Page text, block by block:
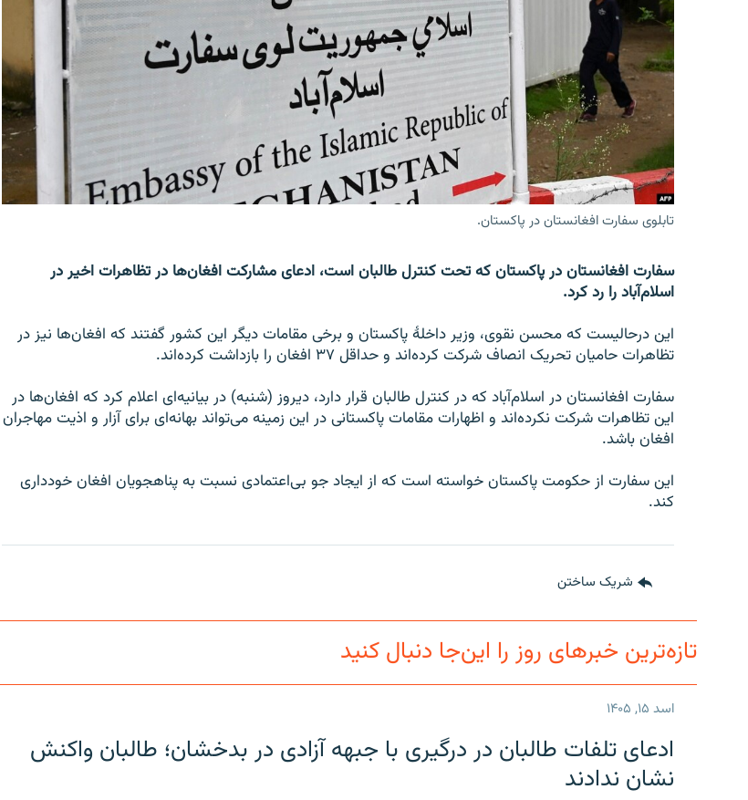
تابلوی سفارت افغانستان در پاکستان.
سفارت افغانستان در پاکستان که تحت کنترل طالبان است، ادعای مشارکت افغان‌ها در تظاهرات اخیر در
اسلام‌آباد را رد کرد.
این درحالیست که محسن نقوی، وزیر داخلۀ پاکستان و برخی مقامات دیگر این کشور گفتند که افغان‌ها نیز در
تظاهرات حامیان تحریک انصاف شرکت کرده‌اند و حداقل ۳۷ افغان را بازداشت کرده‌اند.
سفارت افغانستان در اسلام‌آباد که در کنترل طالبان قرار دارد، دیروز (شنبه) در بیانیه‌ای اعلام کرد که افغان‌ها در
این تظاهرات شرکت نکرده‌اند و اظهارات مقامات پاکستانی در این زمینه می‌تواند بهانه‌ای برای آزار و اذیت مهاجران
افغان باشد.
این سفارت از حکومت پاکستان خواسته است که از ایجاد جو بی‌اعتمادی نسبت به پناهجویان افغان خودداری
کند.
شریک ساختن
تازه‌ترین خبرهای روز را این‌جا دنبال کنید
اسد ۱۵, ۱۴۰۵
ادعای تلفات طالبان در درگیری با جبهه آزادی در بدخشان؛ طالبان واکنش
نشان ندادند